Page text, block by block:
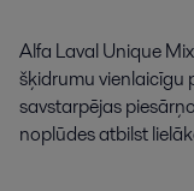
Alfa Laval Unique
šķidrumu vienlaicīgu
savstarpējas
noplūdes atbilst